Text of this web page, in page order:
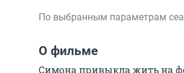
По выбранным параметрам
О фильме
Симона привыкла жить на